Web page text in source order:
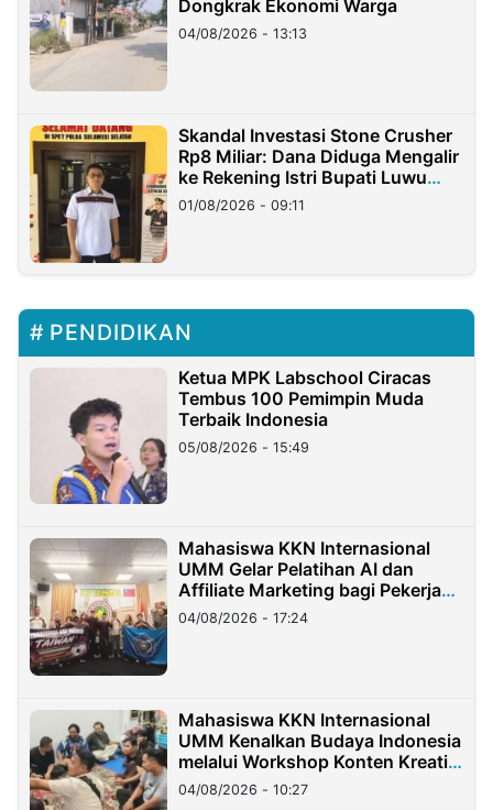
Dongkrak Ekonomi Warga
04/08/2026 - 13:13
Skandal Investasi Stone Crusher
Rp8 Miliar: Dana Diduga Mengalir
ke Rekening Istri Bupati Luwu
Timur
01/08/2026 - 09:11
PENDIDIKAN
Ketua MPK Labschool Ciracas
Tembus 100 Pemimpin Muda
Terbaik Indonesia
05/08/2026 - 15:49
Mahasiswa KKN Internasional
UMM Gelar Pelatihan AI dan
Affiliate Marketing bagi Pekerja
Migran Indonesia di Taiwan
04/08/2026 - 17:24
Mahasiswa KKN Internasional
UMM Kenalkan Budaya Indonesia
melalui Workshop Konten Kreatif
di Taiwan
04/08/2026 - 10:27